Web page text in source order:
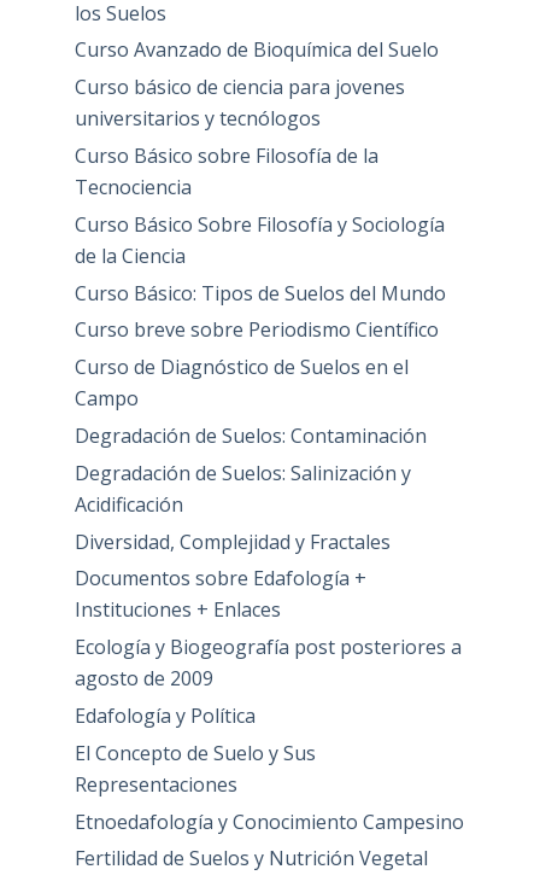
los Suelos
Curso Avanzado de Bioquímica del Suelo
Curso básico de ciencia para jovenes
universitarios y tecnólogos
Curso Básico sobre Filosofía de la
Tecnociencia
Curso Básico Sobre Filosofía y Sociología
de la Ciencia
Curso Básico: Tipos de Suelos del Mundo
Curso breve sobre Periodismo Científico
Curso de Diagnóstico de Suelos en el
Campo
Degradación de Suelos: Contaminación
Degradación de Suelos: Salinización y
Acidificación
Diversidad, Complejidad y Fractales
Documentos sobre Edafología +
Instituciones + Enlaces
Ecología y Biogeografía post posteriores a
agosto de 2009
Edafología y Política
El Concepto de Suelo y Sus
Representaciones
Etnoedafología y Conocimiento Campesino
Fertilidad de Suelos y Nutrición Vegetal